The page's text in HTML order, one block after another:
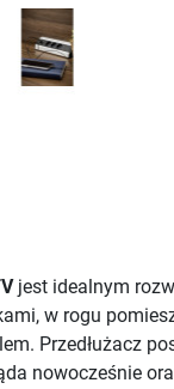
jest idealnym
w rogu
Przedłużacz
nowocześnie